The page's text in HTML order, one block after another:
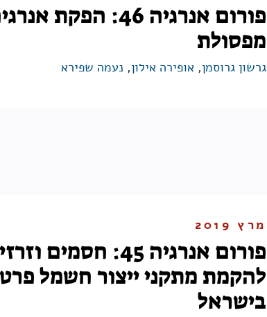
פורום אנרגיה 46: הפקת
מפסולת
גרשון גרוסמן, אופירה אילון, נעמה שפירא
מרץ 2019
פורום אנרגיה 45: חסמים
להקמת מתקני ייצור חשמל
בישראל